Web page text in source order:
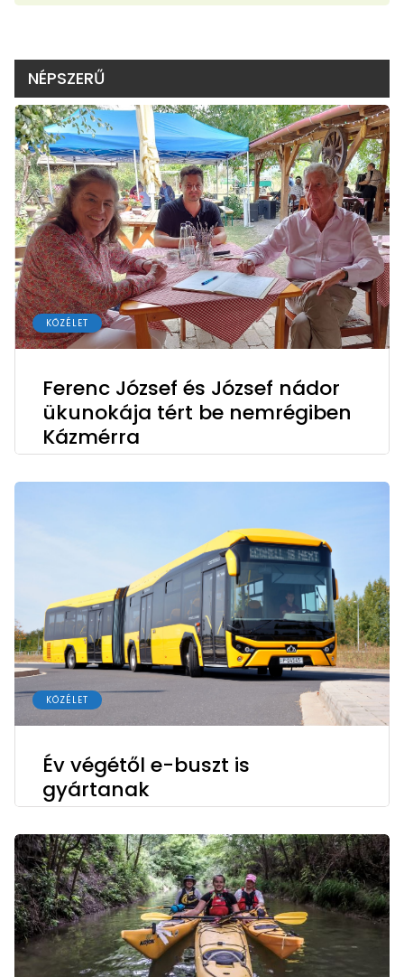
NÉPSZERŰ
KÖZÉLET
Ferenc József és József nádor
ükunokája tért be nemrégiben
Kázmérra
KÖZÉLET
Év végétől e-buszt is
gyártanak